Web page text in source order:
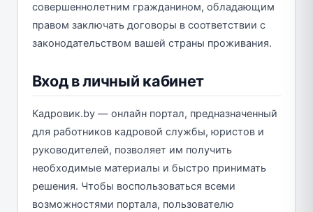
совершеннолетним гражданином, обладающим
правом заключать договоры в соответствии с
законодательством вашей страны проживания.
Вход в личный кабинет
Кадровик.by — онлайн портал, предназначенный
для работников кадровой службы, юристов и
руководителей, позволяет им получить
необходимые материалы и быстро принимать
решения. Чтобы воспользоваться всеми
возможностями портала, пользователю